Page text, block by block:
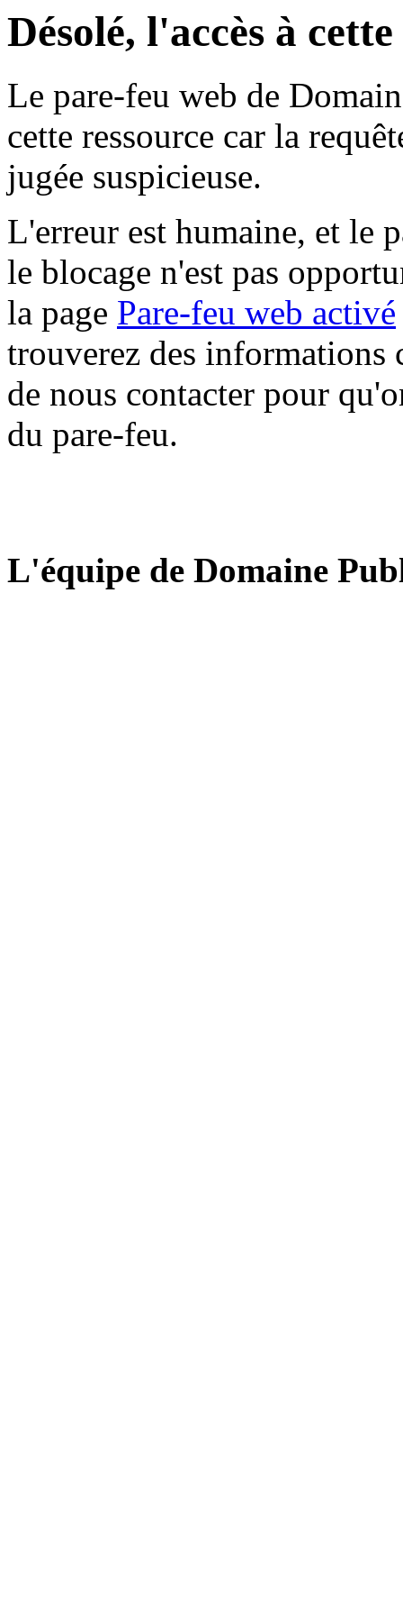
Désolé, l'accès à
Le pare-feu web de
cette ressource car la
jugée suspicieuse.
L'erreur est humaine, et le
le blocage n'est pas
la page Pare-feu web activé
trouverez des informations
de nous contacter pour
du pare-feu.
L'équipe de Domaine